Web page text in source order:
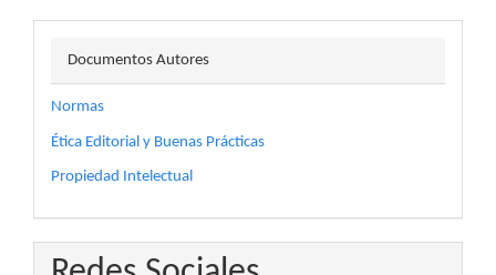
docautor
Documentos Autores
Normas
Ética Editorial y Buenas Prácticas
Propiedad Intelectual